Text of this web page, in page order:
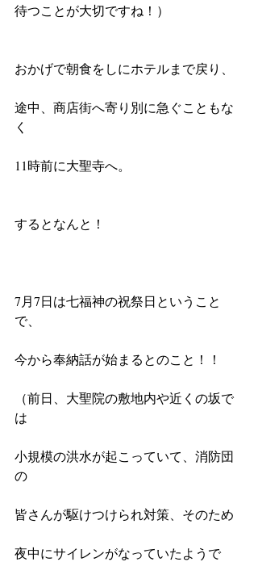
待つことが大切ですね！）
おかげで朝食をしにホテルまで戻り、
途中、商店街へ寄り別に急ぐこともな
く
11時前に大聖寺へ。
するとなんと！
7月7日は七福神の祝祭日ということ
で、
今から奉納話が始まるとのこと！！
（前日、大聖院の敷地内や近くの坂で
は
小規模の洪水が起こっていて、消防団
の
皆さんが駆けつけられ対策、そのため
夜中にサイレンがなっていたようで